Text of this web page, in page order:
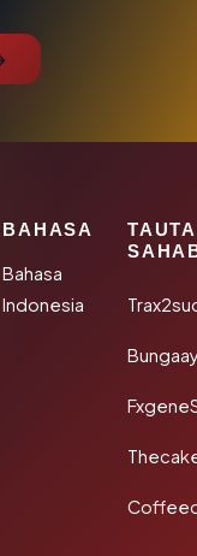
BAHASA
Bahasa
Indonesia